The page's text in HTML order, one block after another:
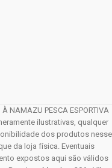
NAMAZU PESCA ESPORTIVA
ilustrativas, qualquer
dos produtos nesse
da loja física. Eventuais
expostos aqui são válidos